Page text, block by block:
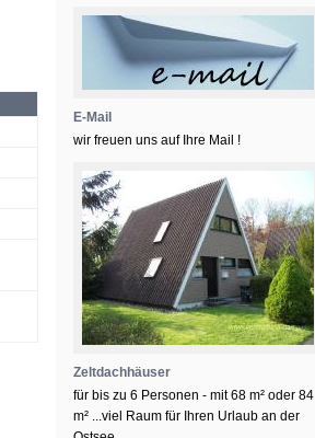
E-Mail
wir freuen uns auf Ihre Mail !
Zeltdachhäuser
für bis zu 6 Personen - mit 68 m² oder 84
m² ...viel Raum für Ihren Urlaub an der